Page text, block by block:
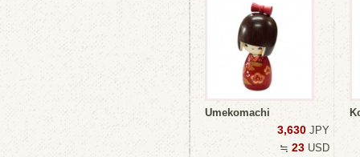
Umekomachi
3,630 JPY
≒ 23 USD